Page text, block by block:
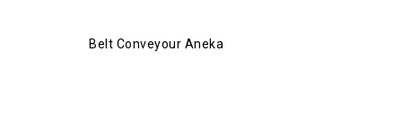
Belt Conveyour Aneka